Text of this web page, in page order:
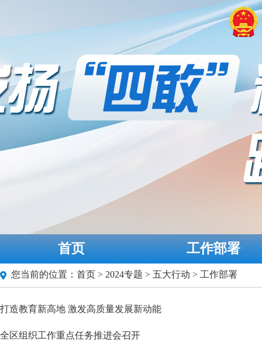
首页 工作部署
您当前的位置： 首页 > 2024专题 > 五大行动 > 工作部署
打造教育新高地 激发高质量发展新动能
全区组织工作重点任务推进会召开